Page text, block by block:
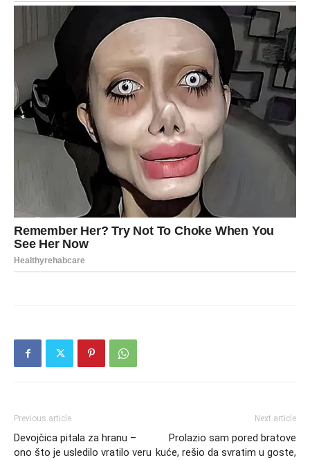
Previous article
Devojčica pitala za hranu –
ono što je usledilo vratilo veru
Next article
Prolazio sam pored bratove
kuće, rešio da svratim u goste,